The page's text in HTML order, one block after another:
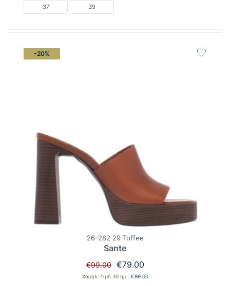
37 39
-20%
26-282 29 Toffee
Sante
€99.00
Original
price
€79.00Η
τρέχουσα
Χαμηλ. τιμή 30 ημ.: €99.00